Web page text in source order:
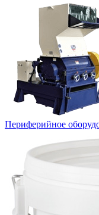
Периферийное